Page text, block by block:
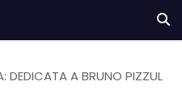
DEDICATA A BRUNO PIZZUL